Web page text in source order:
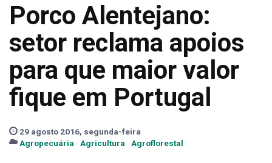
Porco Alentejano:
setor reclama apoios
para que maior valor
fique em Portugal
29 agosto 2016, segunda-feira
Agropecuária
Agricultura Agroflorestal